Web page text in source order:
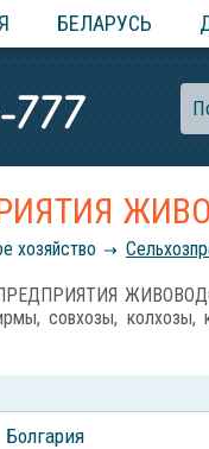
БЕЛАРУСЬ
хозяйство
совхозы, колхозы,
Болгария